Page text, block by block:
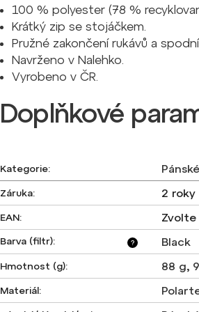
100 % polyester (78 %
Krátký zip se stojáčkem.
Pružné zakončení rukávů a
Navrženo v Nalehko.
Vyrobeno v ČR.
Doplňkové
Kategorie:
Záruka: 2 roky
EAN:
?
Barva (filtr): Black
Hmotnost (g): 88 g,
Materiál: